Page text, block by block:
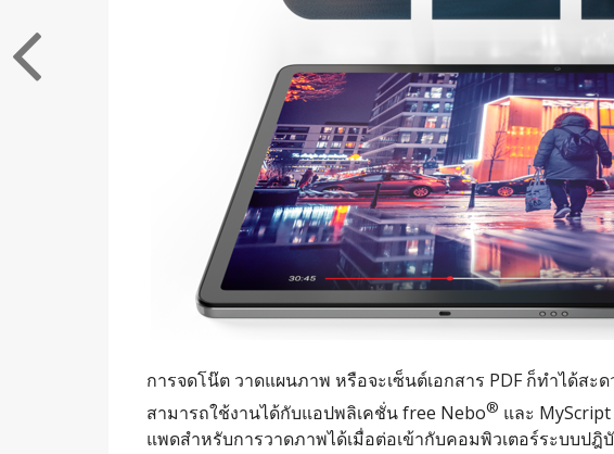
การจดโน๊ต วาดแผนภาพ หรือจะเซ็นต์เอกสาร PDF ก็ทำได้สะ
สามารถใช้งานได้กับแอปพลิเคชั่น free Nebo® และ
แพดสำหรับการวาดภาพได้เมื่อต่อเข้ากับคอมพิวเตอร์ระบบปฎิ